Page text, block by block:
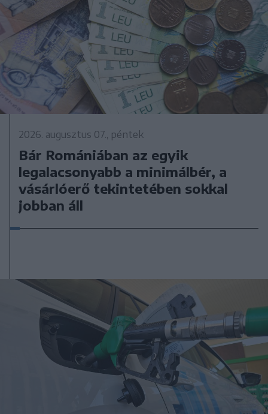
2026. augusztus 07., péntek
Bár Romániában az egyik
legalacsonyabb a minimálbér, a
vásárlóerő tekintetében sokkal
jobban áll